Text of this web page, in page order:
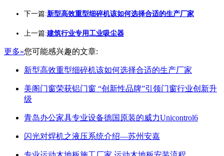
下一篇:新型高效重型细碎机该如何选择合适的生产厂家
上一篇:建筑行业专用工业吸尘器
更多»您可能感兴趣的文章:
新型高效重型细碎机该如何选择合适的生产厂家
美阁门窗荣获铝门窗 “创新性品牌”引领门窗行业创新升
级
青岛办公家具专业设备德国原装的威力Unicontrol6
闪光对焊机之液压系统介绍—苏州安嘉